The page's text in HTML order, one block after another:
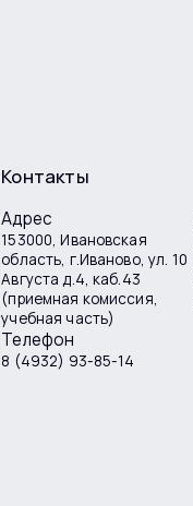
Контакты
Адрес
153000, Ивановская
область, г.Иваново, ул. 10
Августа д.4, каб.43
(приемная комиссия,
учебная часть)
Телефон
8 (4932) 93-85-14